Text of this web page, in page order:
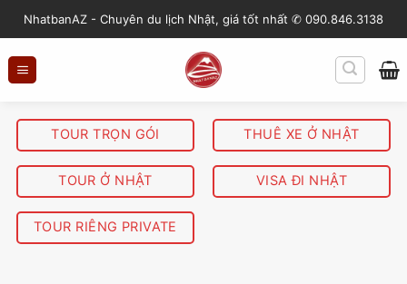
NhatbanAZ - Chuyên du lịch Nhật, giá tốt nhất ✆ 090.846.3138
TOUR TRỌN GÓI
TOUR Ở NHẬT
TOUR RIÊNG PRIVATE
THUÊ XE Ở NHẬT
VISA ĐI NHẬT